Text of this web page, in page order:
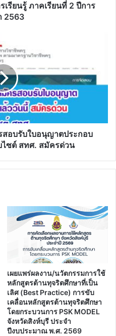
รียนรู้ ภาคเรียนที่ 2 ปีการ
2563
สอบรับใบอนุญาตประกอบ
ซต์ สทศ. สมัครด่วน
เผยแพร่ผลงาน/นวัตกรรมการใช้
หลักสูตรต้านทุจริตศึกษาที่เป็น
เลิศ (Best Practice) การขับ
เคลื่อนหลักสูตรต้านทุจริตศึกษา
โดยกระบวนการ PSK MODEL
จังหวัดสิงห์บุรี ประจํา
ปีงบประมาณ พ.ศ. 2569